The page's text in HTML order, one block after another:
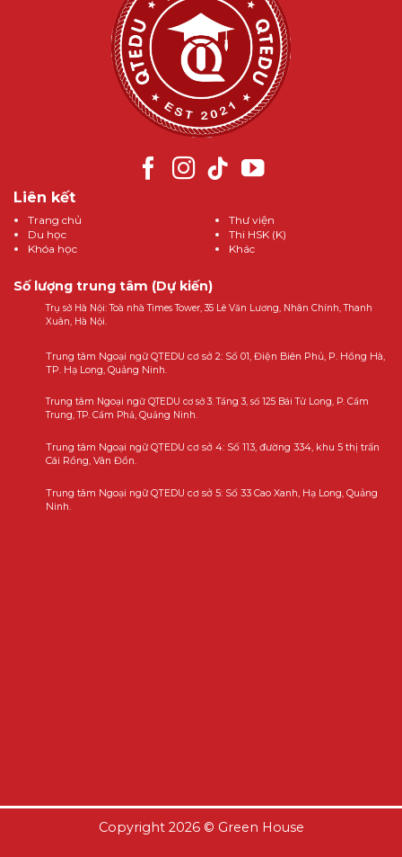
Liên kết
Trang chủ
Du học
Khóa học
Thư viện
Thi HSK (K)
Khác
Số lượng trung tâm (Dự kiến)
Trụ sở Hà Nội: Toà nhà Times Tower, 35 Lê Văn Lương, Nhân Chính, Thanh
Xuân, Hà Nội.
Trung tâm Ngoại ngữ QTEDU cơ sở 2: Số 01, Điện Biên Phủ, P. Hồng Hà,
TP. Hạ Long, Quảng Ninh.
Trung tâm Ngoại ngữ QTEDU cơ sở 3: Tầng 3, số 125 Bái Tử Long, P. Cẩm
Trung, TP. Cẩm Phả, Quảng Ninh.
Trung tâm Ngoại ngữ QTEDU cơ sở 4: Số 113, đường 334, khu 5 thị trấn
Cái Rồng, Vân Đồn.
Trung tâm Ngoại ngữ QTEDU cơ sở 5: Số 33 Cao Xanh, Hạ Long, Quảng
Ninh.
Copyright 2026 © Green House